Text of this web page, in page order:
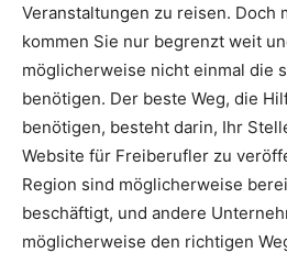
Veranstaltungen zu reisen. Doch
kommen Sie nur begrenzt weit
möglicherweise nicht einmal die
benötigen. Der beste Weg, die
benötigen, besteht darin, Ihr
Website für Freiberufler zu
Region sind möglicherweise
beschäftigt, und andere
möglicherweise den richtigen